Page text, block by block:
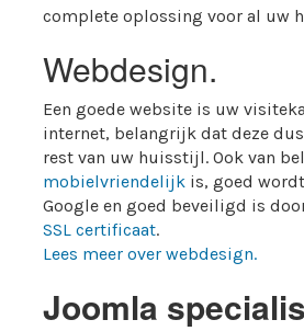
complete oplossing voor al uw
Webdesign.
Een goede website is uw
internet, belangrijk dat deze
rest van uw huisstijl. Ook van
mobielvriendelijkis, goed
Google en goed beveiligd is
SSL certificaat.
Lees meer over webdesign.
Joomla